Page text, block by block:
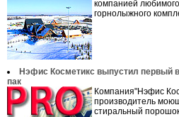
компанией
горнолыжного
Нэфис Косметикс выпустил первый
пак
Компания"Нэфис
производитель
стиральный